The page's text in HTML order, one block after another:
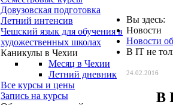
Довузовская подготовка
Летний интенсив
Чешский язык для обучения в
художественных школах
Каникулы в Чехии
Месяц в Чехии
Летний дневник
Все курсы и цены
Запись на курсы
Вы здесь:
Новости
Новости
В IT не
24.02.2016
В